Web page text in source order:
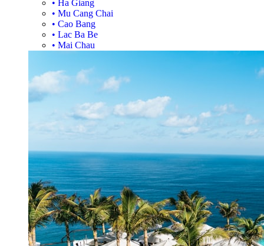
• Ha Giang
• Mu Cang Chai
• Cao Bang
• Lac Ba Be
• Mai Chau